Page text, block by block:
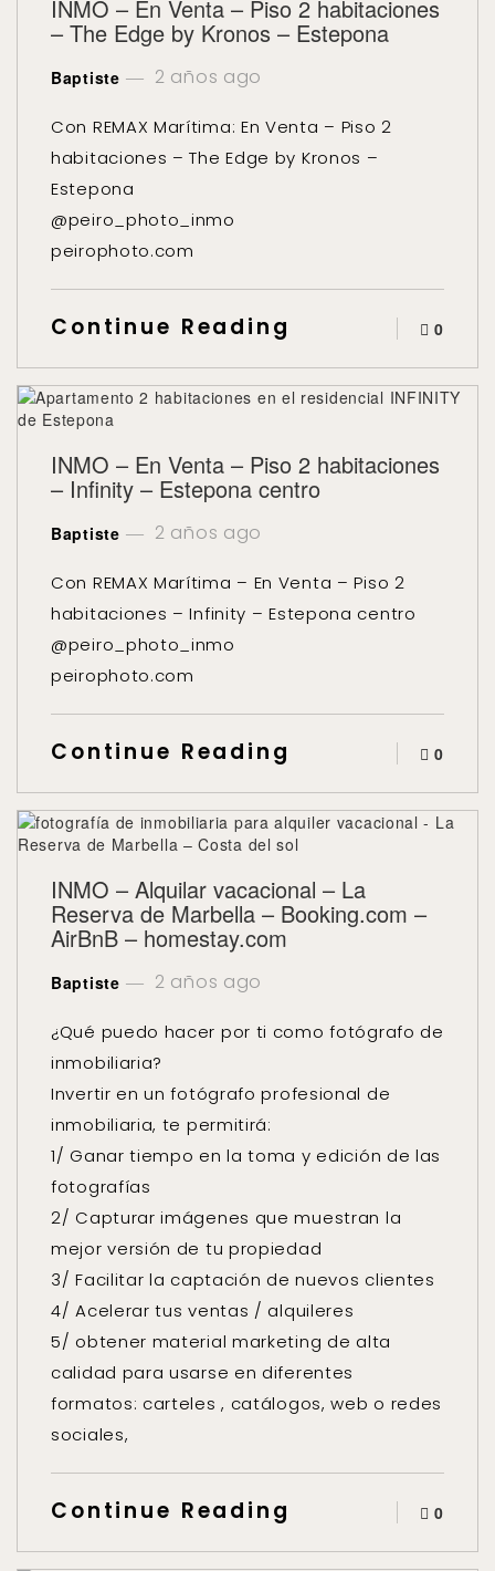
INMO – En Venta – Piso 2 habitaciones
– The Edge by Kronos – Estepona
Baptiste 2 años ago
Con REMAX Marítima: En Venta – Piso 2
habitaciones – The Edge by Kronos –
Estepona
@peiro_photo_inmo
peirophoto.com
Continue Reading 0
INMO – En Venta – Piso 2 habitaciones
– Infinity – Estepona centro
Baptiste 2 años ago
Con REMAX Marítima – En Venta – Piso 2
habitaciones – Infinity – Estepona centro
@peiro_photo_inmo
peirophoto.com
Continue Reading 0
INMO – Alquilar vacacional – La
Reserva de Marbella – Booking.com –
AirBnB – homestay.com
Baptiste 2 años ago
¿Qué puedo hacer por ti como fotógrafo de
inmobiliaria?
Invertir en un fotógrafo profesional de
inmobiliaria, te permitirá:
1/ Ganar tiempo en la toma y edición de las
fotografías
2/ Capturar imágenes que muestran la
mejor versión de tu propiedad
3/ Facilitar la captación de nuevos clientes
4/ Acelerar tus ventas / alquileres
5/ obtener material marketing de alta
calidad para usarse en diferentes
formatos: carteles , catálogos, web o redes
sociales,
Continue Reading 0